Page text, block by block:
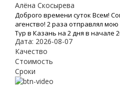
Алёна Скосырева
Доброго времени суток Всем!
агенство! 2 раза отправлял
Тур в Казань на 2 дня в начале
решили полететь на моря а
понравилось, буду
Дата: 2026-08-07
Качество
Стоимость
Сроки